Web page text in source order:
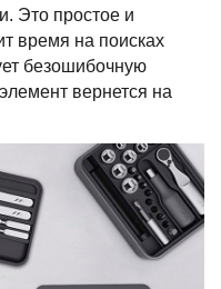
Это простое и
время на поисках
безошибочную
вернется на